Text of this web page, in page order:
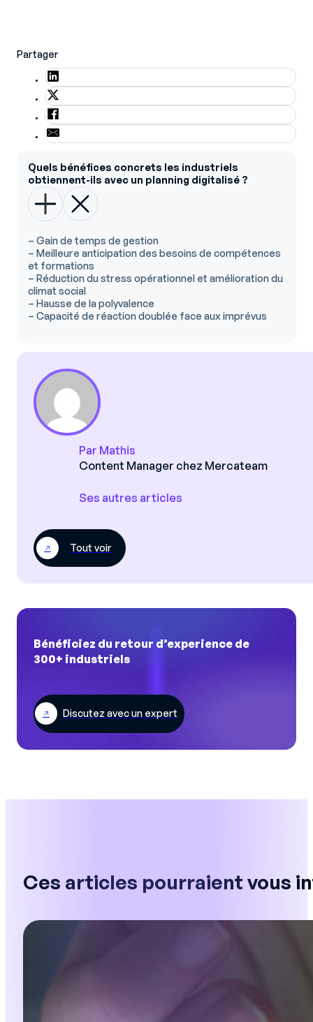
Partager
Quels bénéfices concrets les industriels
obtiennent-ils avec un planning digitalisé ?
– Gain de temps de gestion
– Meilleure anticipation des besoins de compétences
et formations
– Réduction du stress opérationnel et amélioration du
climat social
– Hausse de la polyvalence
– Capacité de réaction doublée face aux imprévus
Par Mathis
Content Manager chez Mercateam
Ses autres articles
Tout voir
Bénéficiez du retour d’experience de
300+ industriels
Discutez avec un expert
Ces articles pourraient vous